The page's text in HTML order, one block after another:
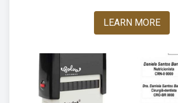
LEARN MORE